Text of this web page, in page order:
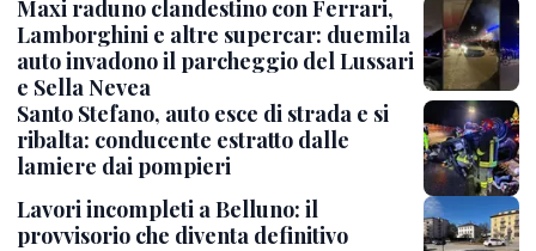
Maxi raduno clandestino con Ferrari,
Lamborghini e altre supercar: duemila
auto invadono il parcheggio del Lussari
e Sella Nevea
Santo Stefano, auto esce di strada e si
ribalta: conducente estratto dalle
lamiere dai pompieri
Lavori incompleti a Belluno: il
provvisorio che diventa definitivo